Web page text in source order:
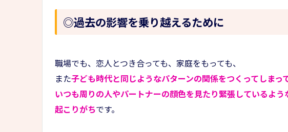
◎過去の影響を乗り越えるために
職場でも、恋人とつき合っても、家庭をもっても、
また子ども時代と同じようなパターンの関係をつくってしまって
いつも周りの人やパートナーの顔色を見たり緊張しているよ
起こりがちです。